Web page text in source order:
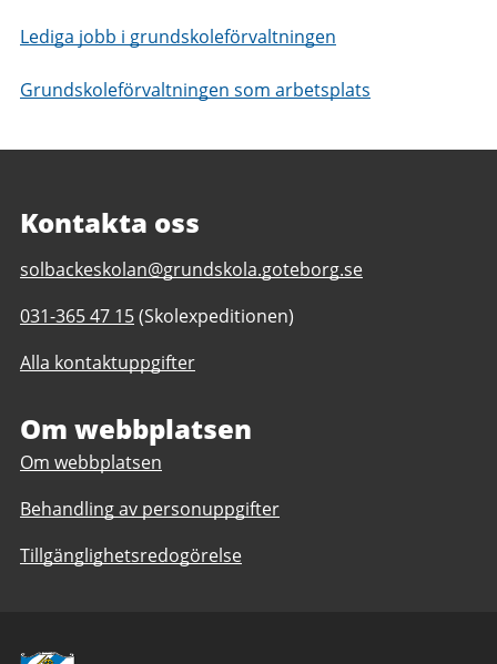
Lediga jobb i grundskoleförvaltningen
Grundskoleförvaltningen som arbetsplats
Kontakta oss
E-
till
Solbackeskolan
F-
anpassad
grundskola
6
solbackeskolan@grundskola.goteborg.se
Telefonnummer
Solbackeskolan
6,
anpassad
grundskola
1-
031-365 47 15(Skolexpeditionen)
Alla kontaktuppgifter
Om webbplatsen
Om webbplatsen
Behandling av personuppgifter
Tillgänglighetsredogörelse